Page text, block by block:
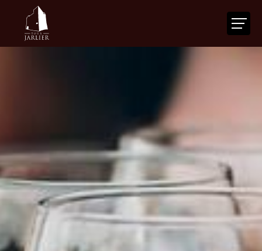
ACTUALITÉS AGENDA CONTACT
FR | EN
VOTRE ÉVÉNEMENT
NOS SERVICES